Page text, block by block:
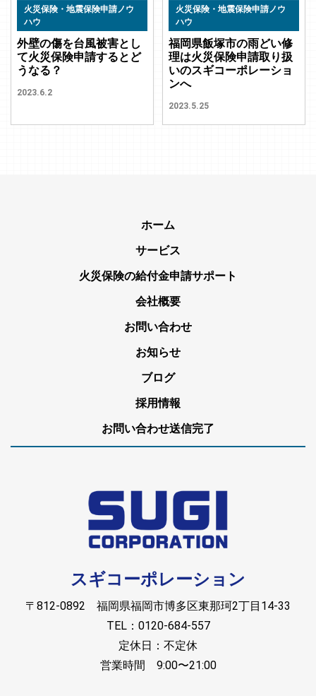
火災保険・地震保険申請ノウ
ハウ
外壁の傷を台風被害とし
て火災保険申請するとど
うなる？
2023.6.2
火災保険・地震保険申請ノウ
ハウ
福岡県飯塚市の雨どい修
理は火災保険申請取り扱
いのスギコーポレーショ
ンへ
2023.5.25
ホーム
サービス
火災保険の給付金申請サポート
会社概要
お問い合わせ
お知らせ
ブログ
採用情報
お問い合わせ送信完了
スギコーポレーション
〒812-0892 福岡県福岡市博多区東那珂2丁目14-33
TEL：0120-684-557
定休日：不定休
営業時間 9:00〜21:00